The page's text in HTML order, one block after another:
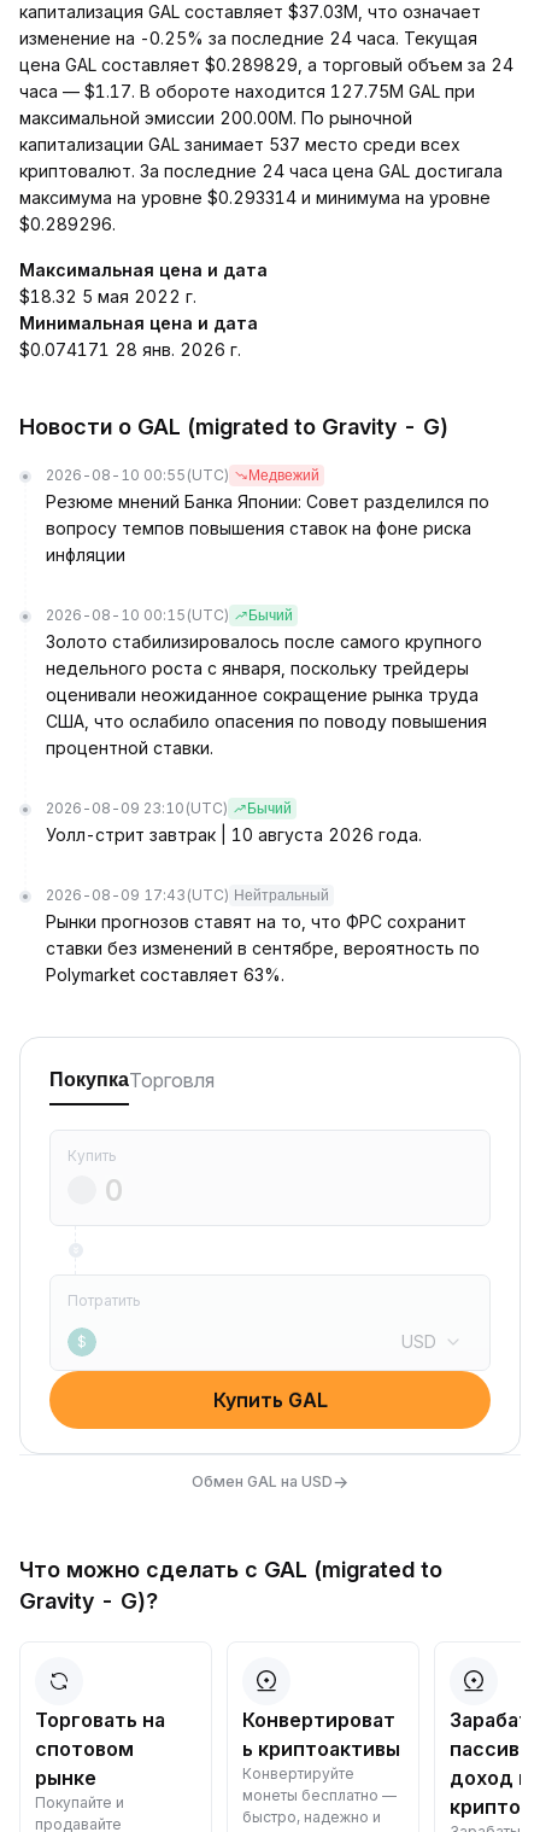
капитализация GAL составляет $37.03M, что означает
изменение на -0.25% за последние 24 часа. Текущая
цена GAL составляет $0.289829, а торговый объем за 24
часа — $1.17. В обороте находится 127.75M GAL при
максимальной эмиссии 200.00M. По рыночной
капитализации GAL занимает 537 место среди всех
криптовалют. За последние 24 часа цена GAL достигала
максимума на уровне $0.293314 и минимума на уровне
$0.289296.
Максимальная цена и дата
$18.32 5 мая 2022 г.
Минимальная цена и дата
$0.074171 28 янв. 2026 г.
Новости о GAL (migrated to Gravity - G)
2026-08-10 00:55 (UTC) Медвежий
Резюме мнений Банка Японии: Совет разделился по
вопросу темпов повышения ставок на фоне риска
инфляции
2026-08-10 00:15 (UTC) Бычий
Золото стабилизировалось после самого крупного
недельного роста с января, поскольку трейдеры
оценивали неожиданное сокращение рынка труда
США, что ослабило опасения по поводу повышения
процентной ставки.
2026-08-09 23:10 (UTC) Бычий
Уолл-стрит завтрак | 10 августа 2026 года.
2026-08-09 17:43 (UTC) Нейтральный
Рынки прогнозов ставят на то, что ФРС сохранит
ставки без изменений в сентябре, вероятность по
Polymarket составляет 63%.
ПокупкаТорговля
Купить
Потратить
$ USD
Купить GAL
Обмен GAL на USD→
Что можно сделать с GAL (migrated to
Gravity - G)?
Торговать на
спотовом
рынке
Покупайте и
продавайте
Конвертироват
ь криптоактивы
Конвертируйте
монеты бесплатно —
быстро, надежно и
доход в